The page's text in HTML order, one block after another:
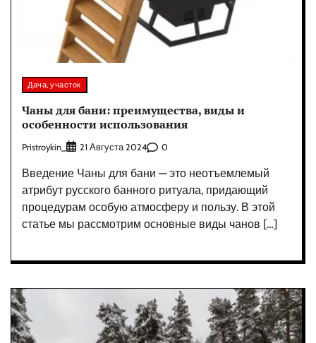
Дача, участок
Чаны для бани: преимущества, виды и
особенности использования
Pristroykin_ 21 Августа 2024 0
Введение Чаны для бани — это неотъемлемый
атрибут русского банного ритуала, придающий
процедурам особую атмосферу и пользу. В этой
статье мы рассмотрим основные виды чанов […]